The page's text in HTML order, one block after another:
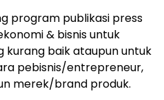
program publikasi press
& bisnis untuk
kurang baik ataupun untuk
pebisnis/entrepreneur,
merek/brand produk.